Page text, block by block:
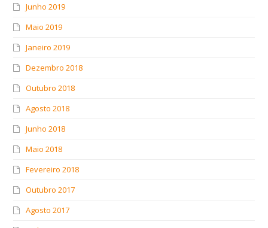
Junho 2019
Maio 2019
Janeiro 2019
Dezembro 2018
Outubro 2018
Agosto 2018
Junho 2018
Maio 2018
Fevereiro 2018
Outubro 2017
Agosto 2017